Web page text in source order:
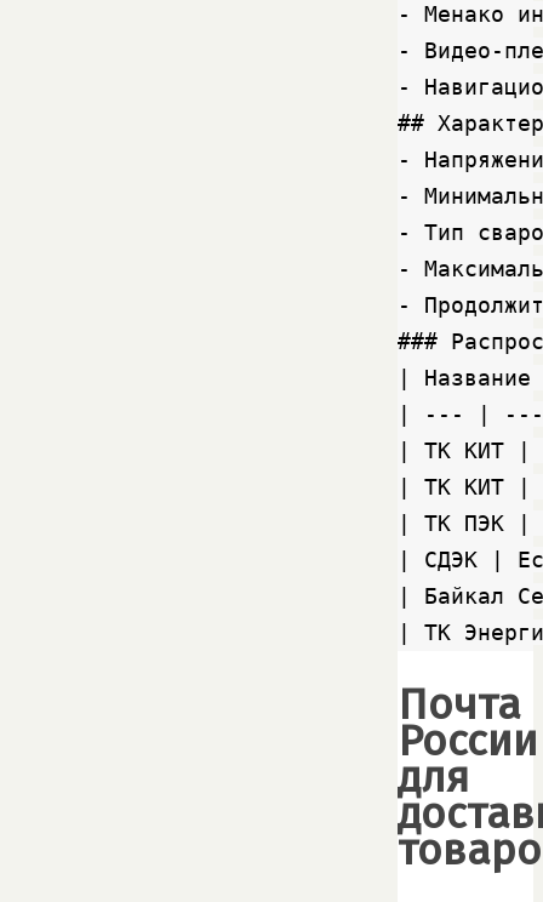
- Менако
- Видео-
-
##
-
-
- Тип
-
-
###
|
| --- |
| ТК КИТ |
| ТК КИТ |
| ТК ПЭК |
| СДЭК |
| Байкал
| ТК
Почта
России
для